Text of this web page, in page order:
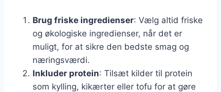
Brug friske ingredienser: Vælg altid friske
og økologiske ingredienser, når det er
muligt, for at sikre den bedste smag og
næringsværdi.
Inkluder protein: Tilsæt kilder til protein
som kylling, kikærter eller tofu for at gøre